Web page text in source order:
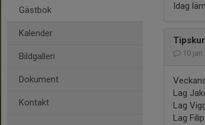
Gästbok
Kalender
Bildgalleri
Dokument
Kontakt
Idag
10 jan
Lag
Lag
Lag